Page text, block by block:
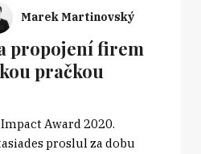
Marek Martinovský
propojení firem
pračkou
Award 2020.
proslul za dobu